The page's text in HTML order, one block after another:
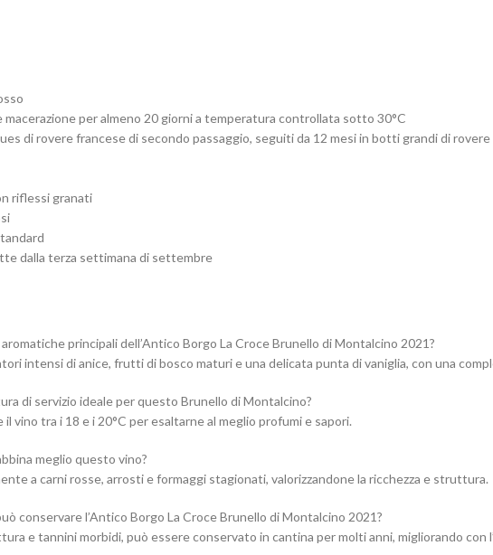
macerazione per almeno 20 giorni a temperatura controllata sotto 30°C
di rovere francese di secondo passaggio, seguiti da 12 mesi in botti grandi di
riflessi granati
dalla terza settimana di settembre
principali dell’Antico Borgo La Croce Brunello di Montalcino 2021?
intensi di anice, frutti di bosco maturi e una delicata punta di vaniglia, con una
di servizio ideale per questo Brunello di Montalcino?
vino tra i 18 e i 20°C per esaltarne al meglio profumi e sapori.
meglio questo vino?
a carni rosse, arrosti e formaggi stagionati, valorizzandone la ricchezza e struttura.
conservare l’Antico Borgo La Croce Brunello di Montalcino 2021?
e tannini morbidi, può essere conservato in cantina per molti anni, migliorando con